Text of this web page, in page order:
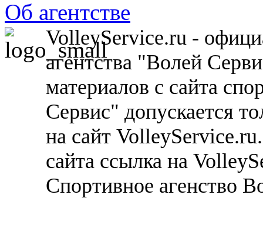
Об агентстве
VolleyService.ru -
агентства "Волей
материалов с сайта
Сервис" допускается
на сайт
сайта ссылка на
Спортивное агенство